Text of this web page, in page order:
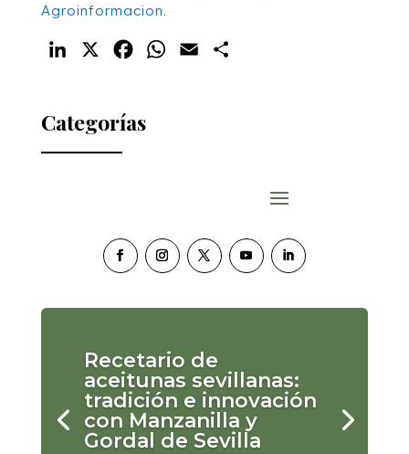
Agroinformacion.
LinkedIn FacebookWhatsApp
Email
Categorías
Recetario de
aceitunas sevillanas:
tradición e innovación
con Manzanilla y
Gordal de Sevilla